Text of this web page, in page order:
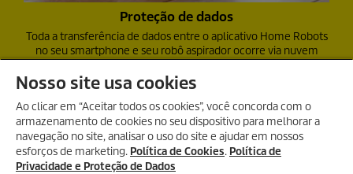
Proteção de dados
Toda a transferência de dados entre o aplicativo Home Robots
no seu smartphone e seu robô aspirador ocorre via nuvem
fabricante sediado na Alemanha, a Kärcher atribui grande
importância à proteção de dados
para garantir que todos os requisitos legais aplicáveis neste
sentido sejam cumpridos. Atualizações regulares de software
e segurança são fornecidas para garantir que seu aplicativo
esteja sempre atualizado e seus dados estejam sempre
seguros.
Nosso site usa cookies
Ao clicar em “Aceitar todos os cookies”, você concorda com o
armazenamento de cookies no seu dispositivo para melhorar a
navegação no site, analisar o uso do site e ajudar em nossos
esforços de marketing. Política de Cookies. Política de
Privacidade e Proteção de Dados